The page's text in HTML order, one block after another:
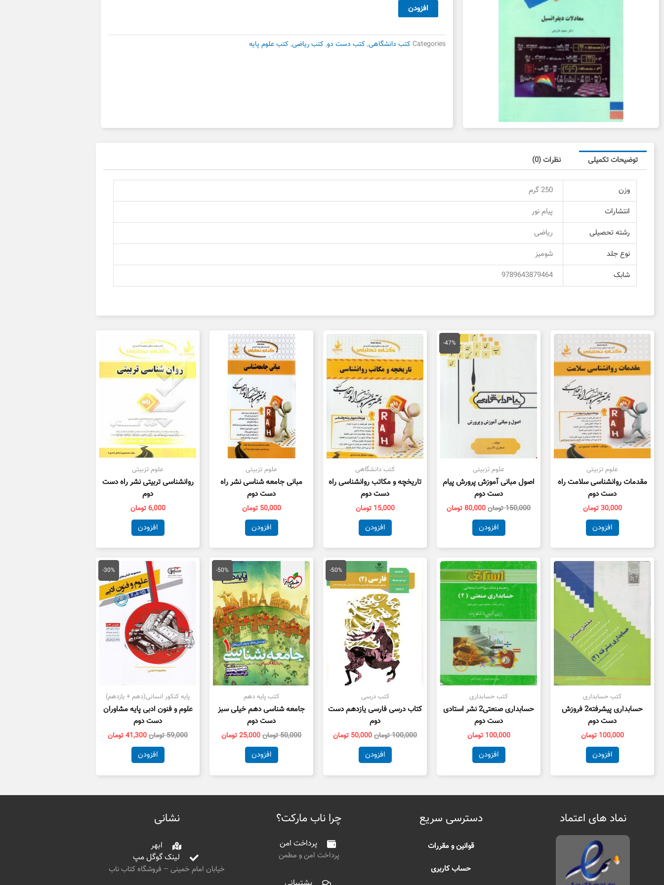
معادلات
دیفرانسیل
نور
افزودن
Categories کتب دانشگاهی, کتب دست دو, کتب ریاضی, کتب علوم پایه
توضیحات تکمیلی نظرات (0)
وزن
250 گرم
انتشارات
پیام نور
رشته تحصیلی
ریاضی
نوع جلد
شومیز
شابک
9789643879464
علوم تزبیتی
مقدمات روانشناسی سلامت راه
دست دوم
30,000 تومان
افزودن
-47%
علوم تزبیتی
اصول مبانی آموزش پرورش پیام
دست دوم
150,000تومان
قیمت
اصلی
150,000 تومان
بود.
80,000تومان
قیمت
فعلی
است.
افزودن
کتب دانشگاهی
تاریخچه و مکاتب روانشناسی راه
دست دوم
15,000 تومان
افزودن
علوم تزبیتی
مبانی جامعه شناسی نشر راه
دست دوم
50,000 تومان
افزودن
علوم تزبیتی
روانشناسی تربیتی نشر راه دست
دوم
6,000 تومان
افزودن
کتب حسابداری
حسابداری پیشرفته2 فروزش
دست دوم
100,000 تومان
افزودن
کتب حسابداری
حسابداری صنعتی2 نشر استادی
دست دوم
100,000 تومان
افزودن
-50%
کتب درسی
کتاب درسی فارسی یازدهم دست
دوم
100,000تومان
قیمت
اصلی
100,000 تومان
بود.
50,000 تومان
قیمت
فعلی
50,000 تومان
است.
افزودن
-50%
کتب پایه دهم
جامعه شناسی دهم خیلی سبز
دست دوم
50,000تومان
قیمت
اصلی
50,000 تومان
بود.
25,000تومان
قیمت
فعلی
افزودن
-30%
پایه کنکور انسانی(دهم + یازدهم)
علوم و فنون ادبی پایه مشاوران
دست دوم
59,000تومان
قیمت
اصلی
59,000 تومان
بود.
41,300تومان
قیمت
فعلی
است.
افزودن
نماد های اعتماد دسترسی سریع
قوانین و مقررات
حساب کاربری
چرا ناب مارکت؟
پرداخت امن
پرداخت امن و مطمن
نشانی
ابهر
لینک گوگل مپ
خیابان امام خمینی – فروشگاه کتاب ناب